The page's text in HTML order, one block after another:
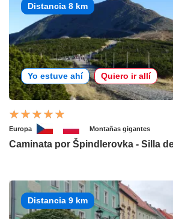
Distancia 8 km
Yo estuve ahí Quiero ir allí
Europa Montañas gigantes
Caminata por Špindlerovka - Silla
Distancia 9 km